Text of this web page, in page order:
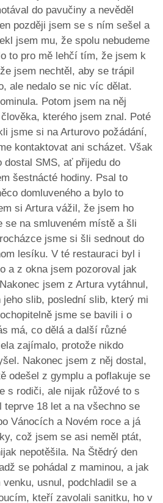
do pavučiny a nevěděl
později jsem se s ním sešel a
jsem mu, že spolu nebudeme
to pro mě lehčí tím, že jsem k
jsem nechtěl, aby se trápil
ale nedalo se nic víc dělat.
Potom jsem na něj
kterého jsem znal. Poté
jsme si na Arturovo požádání,
kontaktovat ani scházet. Však
dostal SMS, ať přijedu do
šestnácté hodiny. Psal to
domluveného a bylo to
si Artura vážil, že jsem ho
se na smluveném místě a šli
jsme si šli sednout do
lesíku. V té restauraci byl i
a z okna jsem pozoroval jak
jsem z Artura vytáhnul,
jeho slib, poslední slib, který mi
jsme se bavili i o
má, co dělá a další různé
zajímalo, protože nikdo
Nakonec jsem z něj dostal,
odešel z gymplu a poflakuje se
s rodiči, ale nijak růžové to s
teprve 18 let a na všechno se
Vánocích a Novém roce a já
což jsem se asi neměl ptát,
nepotěšila. Na Štědrý den
se pohádal z maminou, a jak
usnul, podchladil se a
kteří zavolali sanitku, ho v